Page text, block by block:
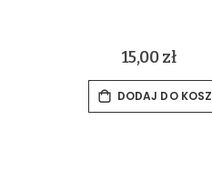
15,00 zł
DODAJ DO